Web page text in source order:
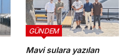
Mavi sulara yazılan
GÜNDEM